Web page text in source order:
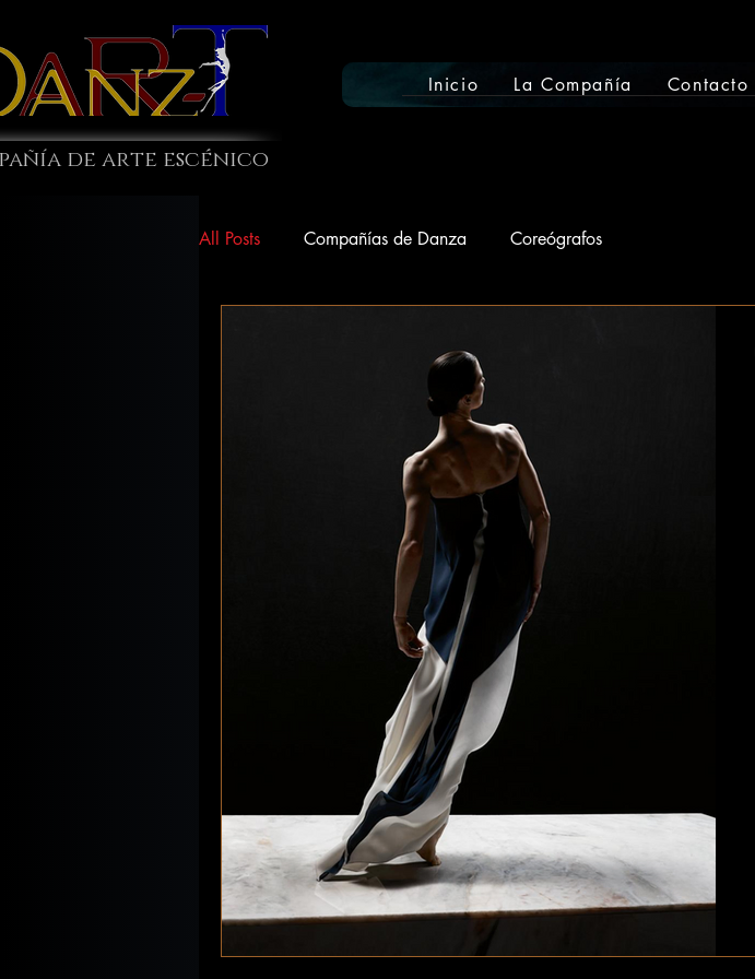
Inicio La Compañía Contacto
de arte escénico
All Posts Compañías de Danza Coreógrafos